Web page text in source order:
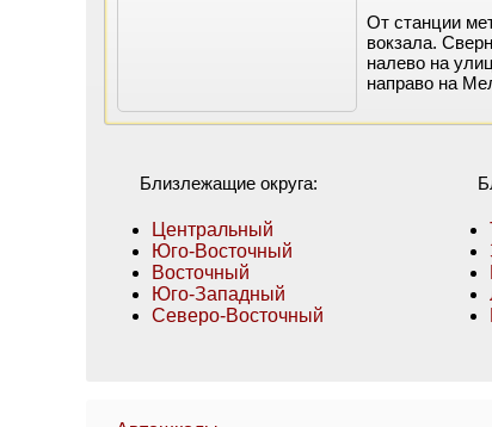
От станции
вокзала.
налево на
направо на
Близлежащие округа:
Центральный
Юго-Восточный
Восточный
Юго-Западный
Северо-Восточный